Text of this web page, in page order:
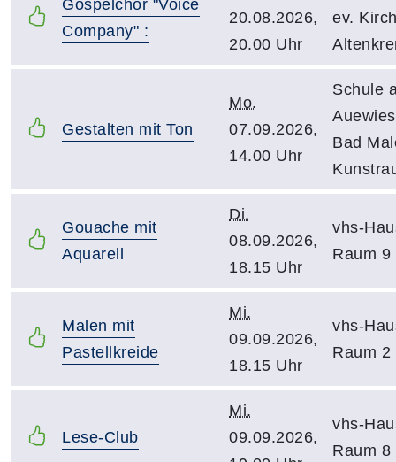
Gospelchor "Voice
Company" :
20.08.2026,
20.00 Uhr
ev.
Gestalten mit Ton
Mo.
07.09.2026,
14.00 Uhr
Schule
Bad
Gouache mit
Aquarell
Di.
08.09.2026,
18.15 Uhr
vhs-
Raum 9
Malen mit
Pastellkreide
Mi.
09.09.2026,
18.15 Uhr
vhs-
Raum 2
Lese-Club
Mi.
09.09.2026,
vhs-
Raum 8